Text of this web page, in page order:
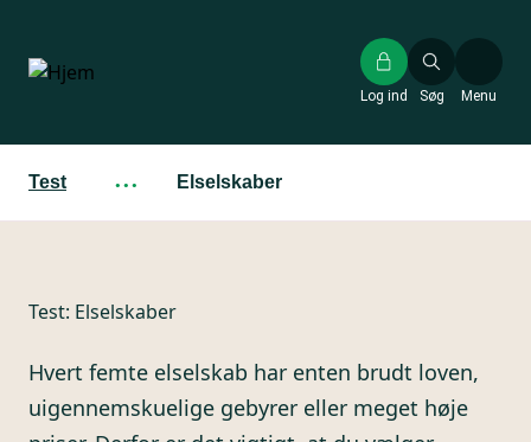
hovedindhold
Søg
Log ind Menu
Test ··· Elselskaber
Test: Elselskaber
Hvert femte elselskab har enten brudt loven,
uigennemskuelige gebyrer eller meget høje